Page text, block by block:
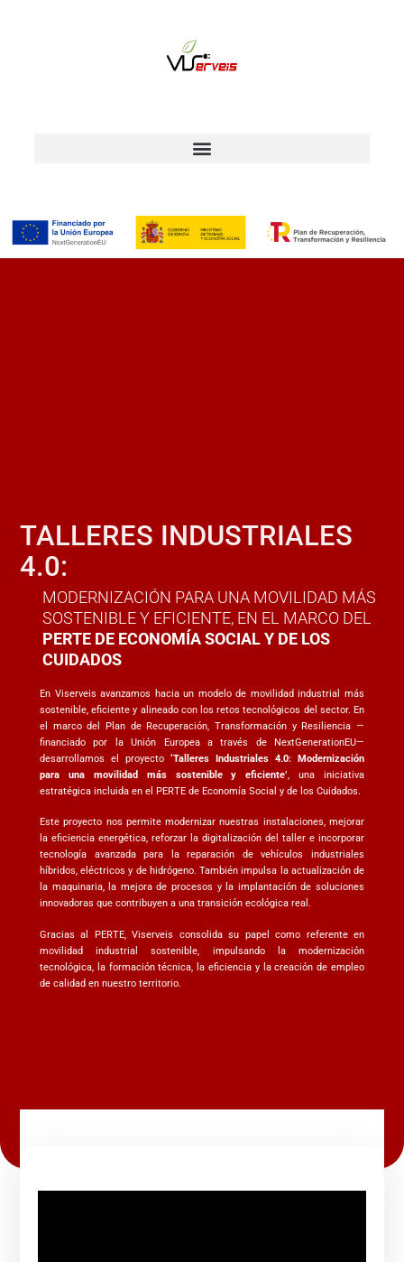
TALLERES INDUSTRIALES
4.0:
MODERNIZACIÓN PARA UNA MOVILIDAD MÁS
SOSTENIBLE Y EFICIENTE, EN EL MARCO DEL
PERTE DE ECONOMÍA SOCIAL Y DE LOS
CUIDADOS
En Viserveis avanzamos hacia un modelo de movilidad industrial más
sostenible, eficiente y alineado con los retos tecnológicos del sector. En
el marco del Plan de Recuperación, Transformación y Resiliencia —
financiado por la Unión Europea a través de NextGenerationEU—
desarrollamos el proyecto ‘Talleres Industriales 4.0: Modernización
para una movilidad más sostenible y eficiente’, una iniciativa
estratégica incluida en el PERTE de Economía Social y de los Cuidados.
Este proyecto nos permite modernizar nuestras instalaciones, mejorar
la eficiencia energética, reforzar la digitalización del taller e incorporar
tecnología avanzada para la reparación de vehículos industriales
híbridos, eléctricos y de hidrógeno. También impulsa la actualización de
la maquinaria, la mejora de procesos y la implantación de soluciones
innovadoras que contribuyen a una transición ecológica real.
Gracias al PERTE, Viserveis consolida su papel como referente en
movilidad industrial sostenible, impulsando la modernización
tecnológica, la formación técnica, la eficiencia y la creación de empleo
de calidad en nuestro territorio.